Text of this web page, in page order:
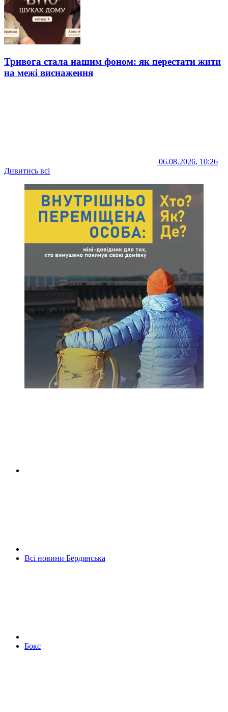
Тривога стала нашим фоном: як перестати жити
на межі виснаження
06.08.2026, 10:26
Дивитись всі
Всі новини Бердянська
Бокс